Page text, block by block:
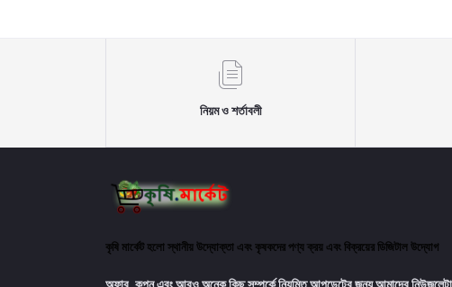
নিয়ম ও শর্তাবলী
কৃষি মার্কেট হলো স্থানীয় উদ্যোক্তা এবং কৃষকদের পণ্য ক্রয় এবং বিক্রয়ের ডিজিটাল উদ্যোগ